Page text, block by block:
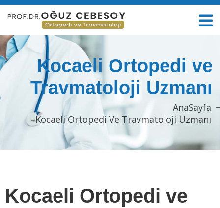
Kocaeli Ortopedi ve
Travmatoloji Uzmanı
AnaSayfa
Kocaeli Ortopedi Ve Travmatoloji Uzmanı
Kocaeli Ortopedi ve